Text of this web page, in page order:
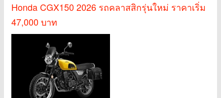
Honda CGX150 2026 รถคลาสสิกรุ่นใหม่ ราคาเริ่ม
47,000 บาท